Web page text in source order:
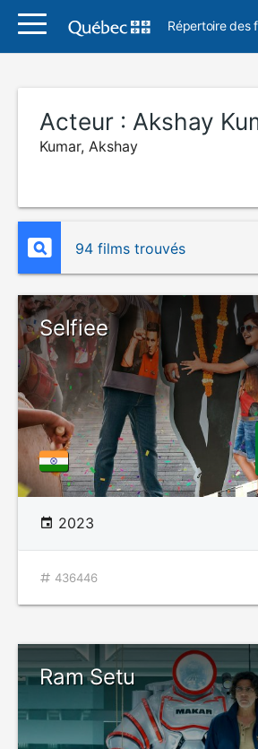
Répertoire des
Acteur : Akshay
Kumar, Akshay
94 films trouvés
Selfiee
2023
436446
Ram Setu